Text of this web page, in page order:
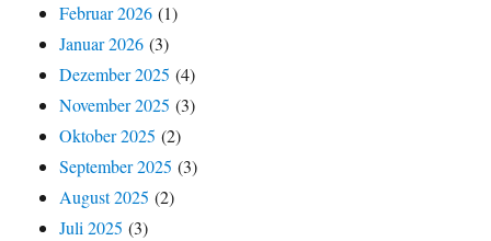
Februar 2026 (1)
Januar 2026 (3)
Dezember 2025 (4)
November 2025 (3)
Oktober 2025 (2)
September 2025 (3)
August 2025 (2)
Juli 2025 (3)